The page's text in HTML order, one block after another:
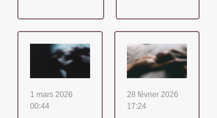
1 mars 2026
00:44
28 février 2026
17:24